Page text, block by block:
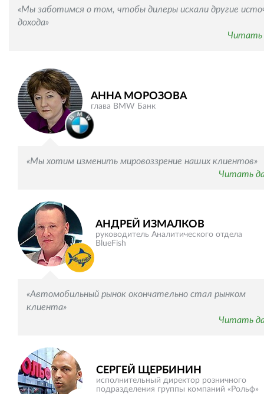
«Мы заботимся о том, чтобы дилеры искали другие
дохода»
Читать
АННА МОРОЗОВА
глава BMW Банк
«Мы хотим изменить мировоззрение наших клиентов»
Читать
АНДРЕЙ ИЗМАЛКОВ
руководитель Аналитического отдела
BlueFish
«Автомобильный рынок окончательно стал рынком
клиента»
Читать
СЕРГЕЙ ЩЕРБИНИН
исполнительный директор розничного
подразделения группы компаний «Рольф»